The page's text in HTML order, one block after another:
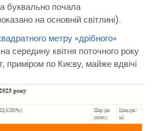
буквально почала
на основній світлині).
метру «дрібного»
середину квітня поточного року
приміром по Києву, майже вдвічі